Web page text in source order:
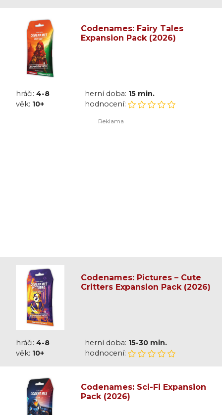
Codenames: Fairy Tales
Expansion Pack (2026)
hráči: 4-8 herní doba: 15 min.
věk: 10+ hodnocení:
Codenames: Pictures – Cute
Critters Expansion Pack (2026)
hráči: 4-8 herní doba: 15-30 min.
věk: 10+ hodnocení:
Codenames: Sci-Fi Expansion
Pack (2026)